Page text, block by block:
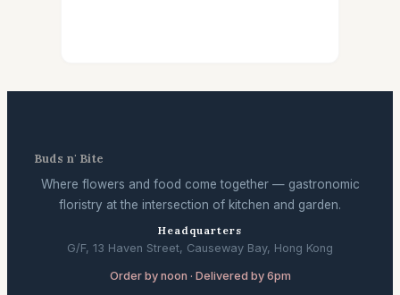
Buds n' Bite
Where flowers and food come together — gastronomic
floristry at the intersection of kitchen and garden.
Headquarters
G/F, 13 Haven Street, Causeway Bay, Hong Kong
Order by noon · Delivered by 6pm